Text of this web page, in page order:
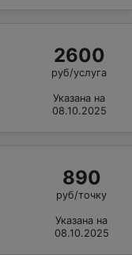
2600
руб/услуга
Указана на
08.10.2025
890
руб/точку
Указана на
08.10.2025